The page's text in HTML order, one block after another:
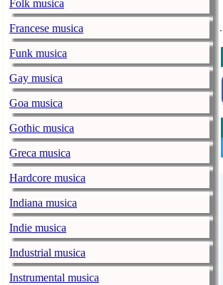
Folk musica
Francese musica
Funk musica
Gay musica
Goa musica
Gothic musica
Greca musica
Hardcore musica
Indiana musica
Indie musica
Industrial musica
Instrumental musica